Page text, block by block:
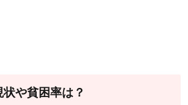
や貧困率は？